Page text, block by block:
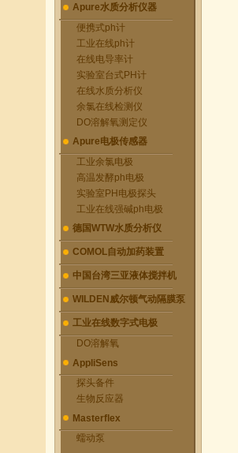
Apure水质分析仪器
便携式ph计
工业在线ph计
在线电导率计
实验室台式PH计
在线水质分析仪
余氯在线检测仪
DO溶解氧测定仪
Apure电极传感器
工业余氯电极
高温发酵ph电极
实验室PH电极探头
工业在线强碱ph电极
德国WTW水质分析仪
COMOL自动加药装置
中国台湾三亚液体搅拌机
WILDEN威尔顿气动隔膜泵
工业在线数字式电极
DO溶解氧
AppliSens
探头备件
生物反应器
Masterflex
蠕动泵